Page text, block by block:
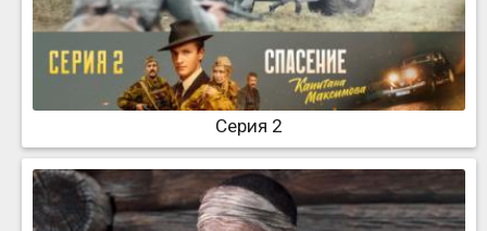
Серия 2